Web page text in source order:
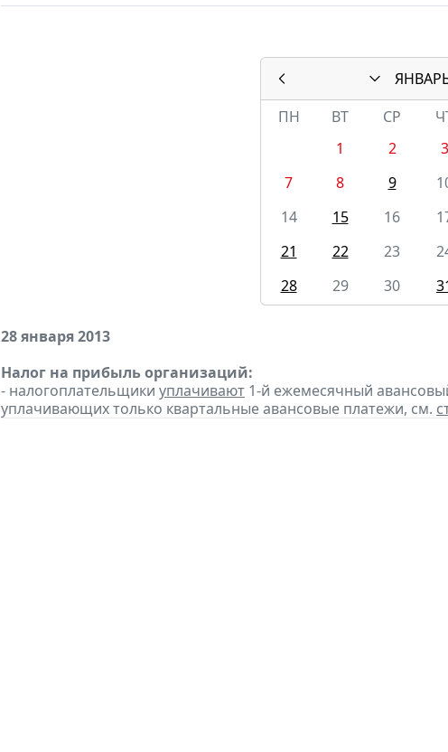
ПН
ВТ СР
1
2 3
7
8 9
14
15 16
21
22 23
28
29 30
28 января 2013
Налог на прибыль организаций:
- налогоплательщики уплачивают 1-й ежемесячный
уплачивающих только квартальные авансовые платежи, см.